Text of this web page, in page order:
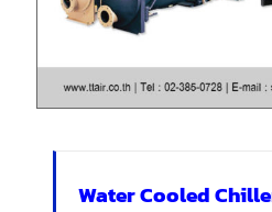
Water Cooled